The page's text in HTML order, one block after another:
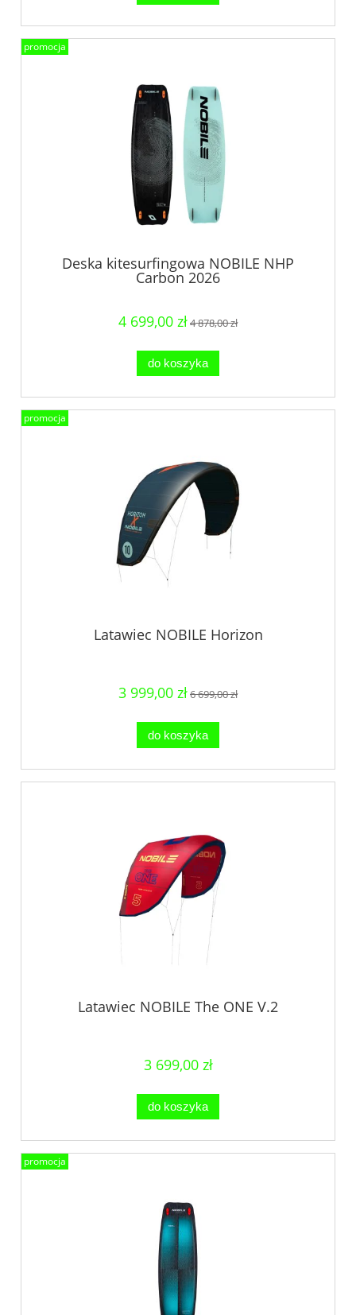
Deska kitesurfingowa NOBILE NHP
Carbon 2026
4 699,00 zł4 878,00 zł
do koszyka
promocja
Latawiec NOBILE Horizon
3 999,00 zł6 699,00 zł
do koszyka
promocja
Latawiec NOBILE The ONE V.2
3 699,00 zł
do koszyka
promocja